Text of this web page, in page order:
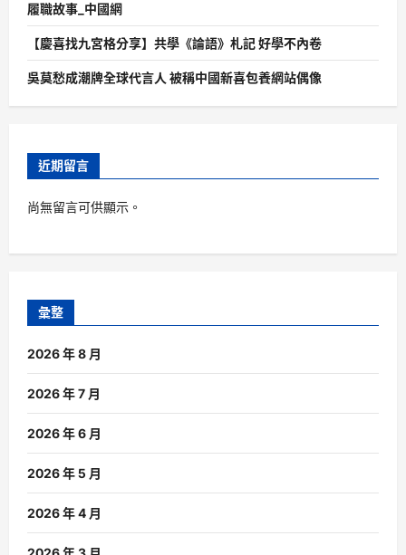
履職故事_中國網
【慶喜找九宮格分享】共學《論語》札記 好學不內卷
吳莫愁成潮牌全球代言人 被稱中國新喜包養網站偶像
近期留言
尚無留言可供顯示。
彙整
2026 年 8 月
2026 年 7 月
2026 年 6 月
2026 年 5 月
2026 年 4 月